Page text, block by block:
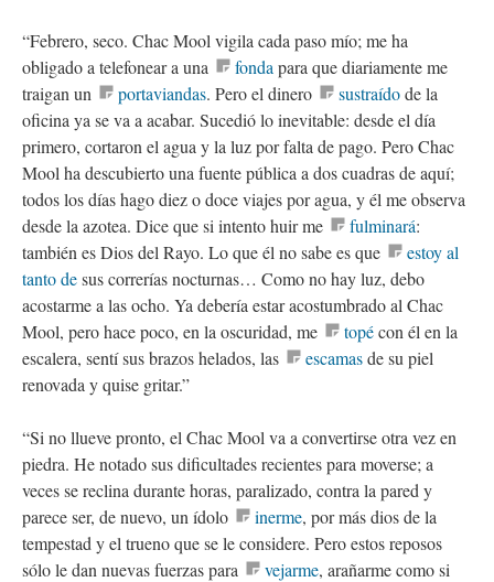
“Febrero, seco. Chac Mool vigila cada paso mío; me ha
obligado a telefonear a una
fonda para que diariamente me
traigan un
portaviandas. Pero el dinero sustraídode la
oficina ya se va a acabar. Sucedió lo inevitable: desde el día
primero, cortaron el agua y la luz por falta de pago. Pero Chac
Mool ha descubierto una fuente pública a dos cuadras de aquí;
todos los días hago diez o doce viajes por agua, y él me observa
desde la azotea. Dice que si intento huir me
fulminará:
también es Dios del Rayo. Lo que él no sabe es que
estoy al
tanto desus correrías nocturnas… Como no hay luz, debo
acostarme a las ocho. Ya debería estar acostumbrado al Chac
Mool, pero hace poco, en la oscuridad, me
topécon él en la
escalera, sentí sus brazos helados, las
escamasde su piel
renovada y quise gritar.”
“Si no llueve pronto, el Chac Mool va a convertirse otra vez en
piedra. He notado sus dificultades recientes para moverse; a
veces se reclina durante horas, paralizado, contra la pared y
parece ser, de nuevo, un ídolo
inerme, por más dios de la
tempestad y el trueno que se le considere. Pero estos reposos
sólo le dan nuevas fuerzas para
vejarme, arañarme como si